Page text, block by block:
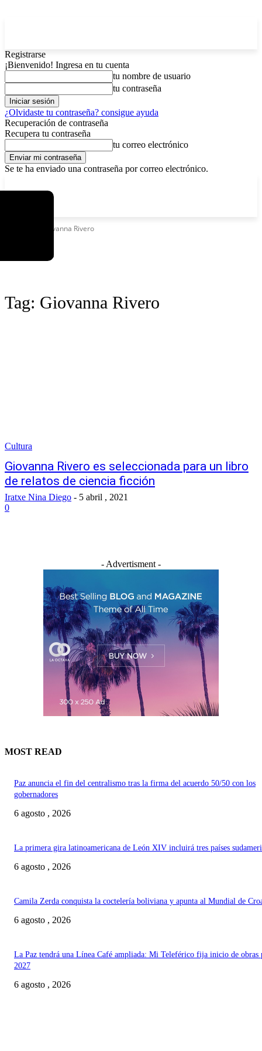
Registrarse
¡Bienvenido! Ingresa en tu cuenta
tu nombre de usuario
tu contraseña
¿Olvidaste tu contraseña? consigue ayuda
Recuperación de contraseña
Recupera tu contraseña
tu correo electrónico
Se te ha enviado una contraseña por correo electrónico.
Giovanna Rivero
Tag: Giovanna Rivero
Cultura
Giovanna Rivero es seleccionada para un libro
de relatos de ciencia ficción
Iratxe Nina Diego - 5 abril , 2021
0
- Advertisment -
MOST READ
Paz anuncia el fin del centralismo tras la firma del acuerdo 50/50 con los
gobernadores
6 agosto , 2026
La primera gira latinoamericana de León XIV incluirá tres países
6 agosto , 2026
Camila Zerda conquista la coctelería boliviana y apunta al Mundial de
6 agosto , 2026
La Paz tendrá una Línea Café ampliada: Mi Teleférico fija inicio de obras
2027
6 agosto , 2026